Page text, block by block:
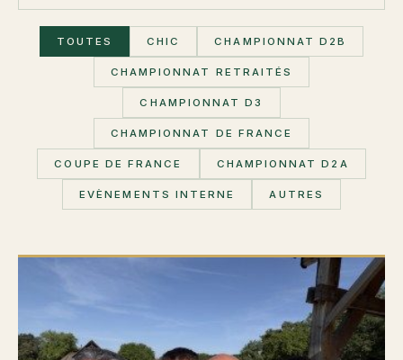
TOUTES CHIC CHAMPIONNAT D2B
CHAMPIONNAT RETRAITÉS
CHAMPIONNAT D3
CHAMPIONNAT DE FRANCE
COUPE DE FRANCE CHAMPIONNAT D2A
EVÈNEMENTS INTERNE AUTRES